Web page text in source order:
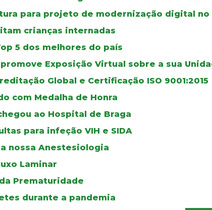
para projeto de modernização digital no
crianças internadas
5 dos melhores do país
Exposição Virtual sobre a sua
Global e Certificação ISO 9001:2015
com Medalha de Honra
ao Hospital de Braga
para infeção VIH e SIDA
nossa Anestesiologia
Laminar
Prematuridade
durante a pandemia